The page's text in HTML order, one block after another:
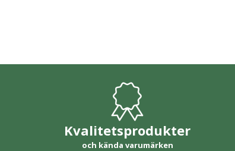
Kvalitetsprodukter
och kända varumärken